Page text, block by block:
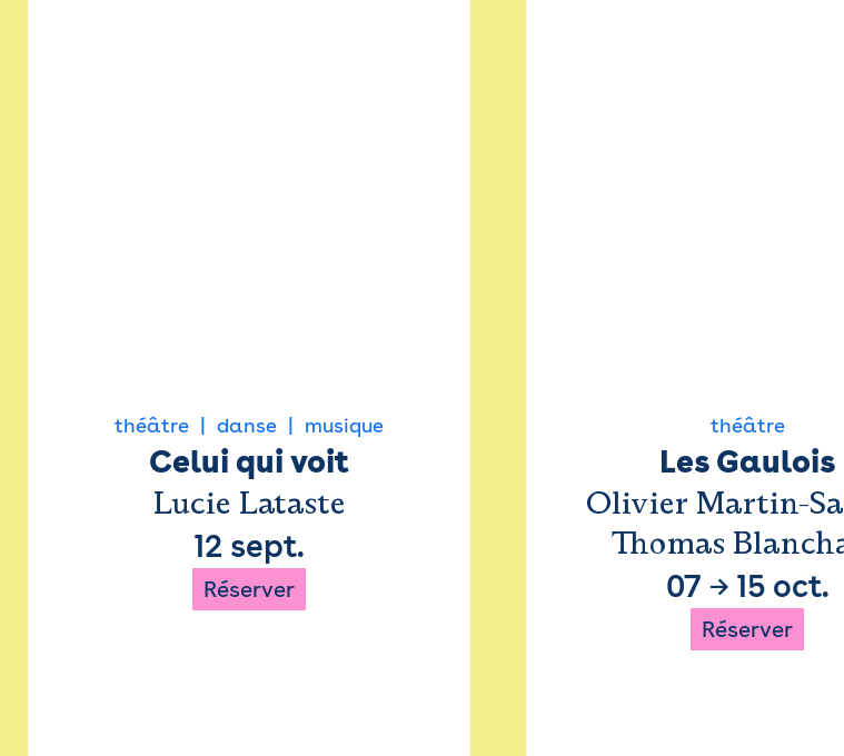
théâtre danse musique
Celui qui voit
Lucie Lataste
12 sept.
Réserver
théâtre
Les Gaulois
Olivier Martin-
Thomas
07 → 15 oct.
Réserver